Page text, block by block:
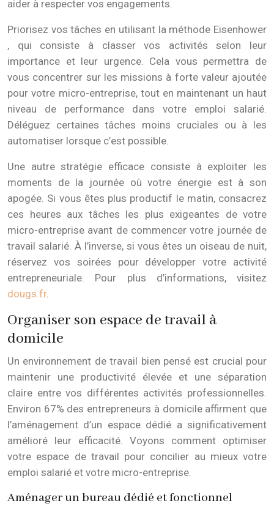
aider à respecter vos engagements.
Priorisez vos tâches en utilisant la méthode Eisenhower
, qui consiste à classer vos activités selon leur
importance et leur urgence. Cela vous permettra de
vous concentrer sur les missions à forte valeur ajoutée
pour votre micro-entreprise, tout en maintenant un haut
niveau de performance dans votre emploi salarié.
Déléguez certaines tâches moins cruciales ou à les
automatiser lorsque c’est possible.
Une autre stratégie efficace consiste à exploiter les
moments de la journée où votre énergie est à son
apogée. Si vous êtes plus productif le matin, consacrez
ces heures aux tâches les plus exigeantes de votre
micro-entreprise avant de commencer votre journée de
travail salarié. À l’inverse, si vous êtes un oiseau de nuit,
réservez vos soirées pour développer votre activité
entrepreneuriale. Pour plus d’informations, visitez
dougs.fr.
Organiser son espace de travail à
domicile
Un environnement de travail bien pensé est crucial pour
maintenir une productivité élevée et une séparation
claire entre vos différentes activités professionnelles.
Environ 67% des entrepreneurs à domicile affirment que
l’aménagement d’un espace dédié a significativement
amélioré leur efficacité. Voyons comment optimiser
votre espace de travail pour concilier au mieux votre
emploi salarié et votre micro-entreprise.
Aménager un bureau dédié et fonctionnel